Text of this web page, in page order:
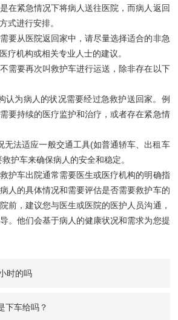
紧急情况下将病人送往医院，而病人返回
式进行安排。
从医院返回家中，请尽量选择适合的非急
疗机构或相关专业人士的建议。
要再次叫救护车进行运送，除非存在以下
为病人的状况需要经过急救护送回家。例
要持续的医疗监护和治疗，或者存在紧急情
法适应一般交通工具(如普通轿车、出租车
护车来确保病人的安全和稳定。
车出院通常需要医生或医疗机构的明确指
人的具体情况和需要评估是否需要救护车的
前，建议您与医生或医院的医护人员沟通，
。他们会基于病人的健康状况和需求为您提
时的吗
下车给吗？